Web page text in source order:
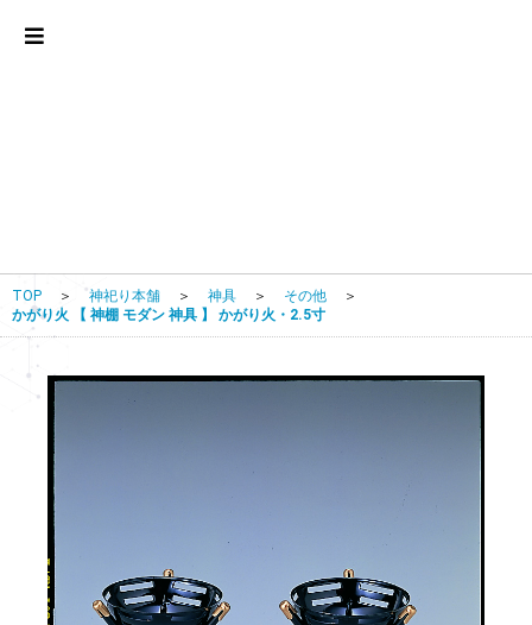
TOP ＞ 神祀り本舗 ＞ 神具 ＞ その他
＞
かがり火 【 神棚 モダン 神具 】 かがり火・2.5寸